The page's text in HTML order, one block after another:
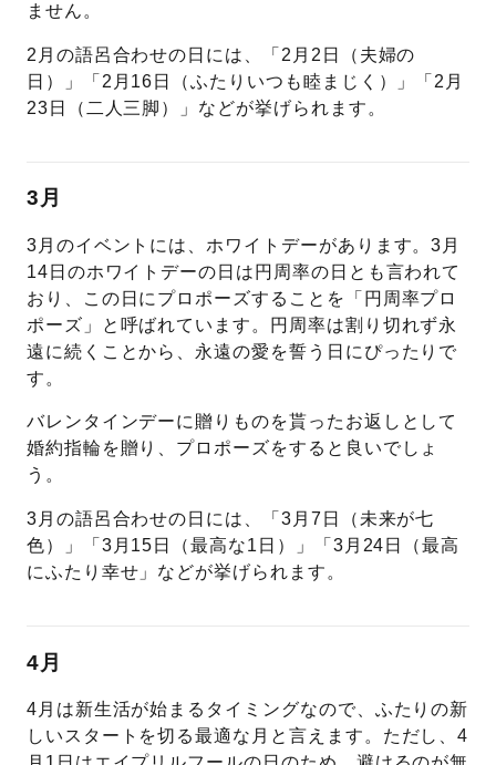
ません。
2月の語呂合わせの日には、「2月2日（夫婦の
日）」「2月16日（ふたりいつも睦まじく）」「2月
23日（二人三脚）」などが挙げられます。
3月
3月のイベントには、ホワイトデーがあります。3月
14日のホワイトデーの日は円周率の日とも言われて
おり、この日にプロポーズすることを「円周率プロ
ポーズ」と呼ばれています。円周率は割り切れず永
遠に続くことから、永遠の愛を誓う日にぴったりで
す。
バレンタインデーに贈りものを貰ったお返しとして
婚約指輪を贈り、プロポーズをすると良いでしょ
う。
3月の語呂合わせの日には、「3月7日（未来が七
色）」「3月15日（最高な1日）」「3月24日（最高
にふたり幸せ」などが挙げられます。
4月
4月は新生活が始まるタイミングなので、ふたりの新
しいスタートを切る最適な月と言えます。ただし、4